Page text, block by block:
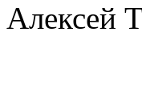
Алексей